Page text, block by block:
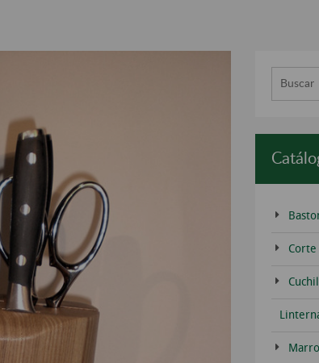
Corte